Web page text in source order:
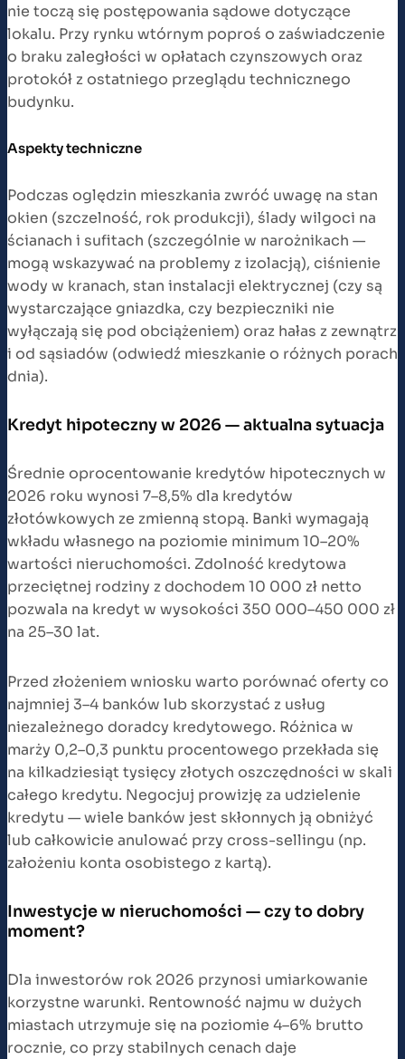
nie toczą się postępowania sądowe dotyczące
lokalu. Przy rynku wtórnym poproś o zaświadczenie
o braku zaległości w opłatach czynszowych oraz
protokół z ostatniego przeglądu technicznego
budynku.
Aspekty techniczne
Podczas oględzin mieszkania zwróć uwagę na stan
okien (szczelność, rok produkcji), ślady wilgoci na
ścianach i sufitach (szczególnie w narożnikach —
mogą wskazywać na problemy z izolacją), ciśnienie
wody w kranach, stan instalacji elektrycznej (czy są
wystarczające gniazdka, czy bezpieczniki nie
wyłączają się pod obciążeniem) oraz hałas z zewnątrz
i od sąsiadów (odwiedź mieszkanie o różnych porach
dnia).
Kredyt hipoteczny w 2026 — aktualna sytuacja
Średnie oprocentowanie kredytów hipotecznych w
2026 roku wynosi 7–8,5% dla kredytów
złotówkowych ze zmienną stopą. Banki wymagają
wkładu własnego na poziomie minimum 10–20%
wartości nieruchomości. Zdolność kredytowa
przeciętnej rodziny z dochodem 10 000 zł netto
pozwala na kredyt w wysokości 350 000–450 000 zł
na 25–30 lat.
Przed złożeniem wniosku warto porównać oferty co
najmniej 3–4 banków lub skorzystać z usług
niezależnego doradcy kredytowego. Różnica w
marży 0,2–0,3 punktu procentowego przekłada się
na kilkadziesiąt tysięcy złotych oszczędności w skali
całego kredytu. Negocjuj prowizję za udzielenie
kredytu — wiele banków jest skłonnych ją obniżyć
lub całkowicie anulować przy cross-sellingu (np.
założeniu konta osobistego z kartą).
Inwestycje w nieruchomości — czy to dobry
moment?
Dla inwestorów rok 2026 przynosi umiarkowanie
korzystne warunki. Rentowność najmu w dużych
miastach utrzymuje się na poziomie 4–6% brutto
rocznie, co przy stabilnych cenach daje